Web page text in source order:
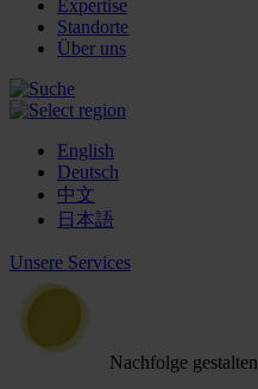
Expertise
Standorte
Über uns
English
Deutsch
中文
日本語
Unsere Services
Nachfolge gestalten